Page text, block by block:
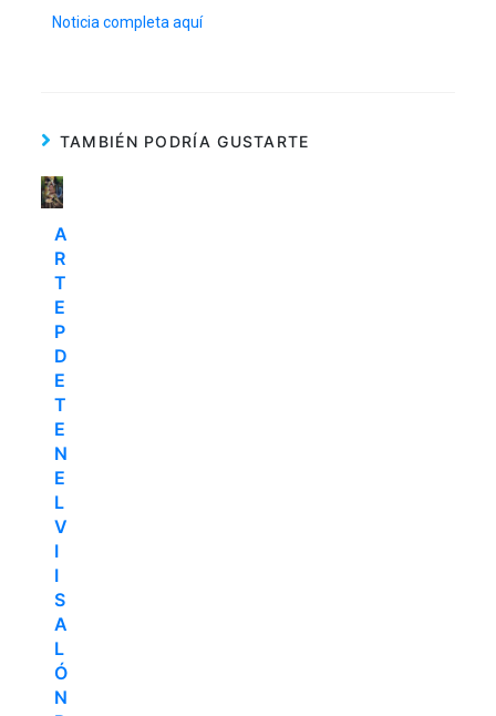
Noticia completa aquí
TAMBIÉN PODRÍA GUSTARTE
A
R
T
E
P
D
E
T
E
N
E
L
V
I
I
S
A
L
Ó
N